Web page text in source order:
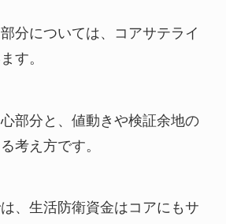
分については、コアサテライ
す。
部分と、値動きや検証余地の
考え方です。
、生活防衛資金はコアにもサ